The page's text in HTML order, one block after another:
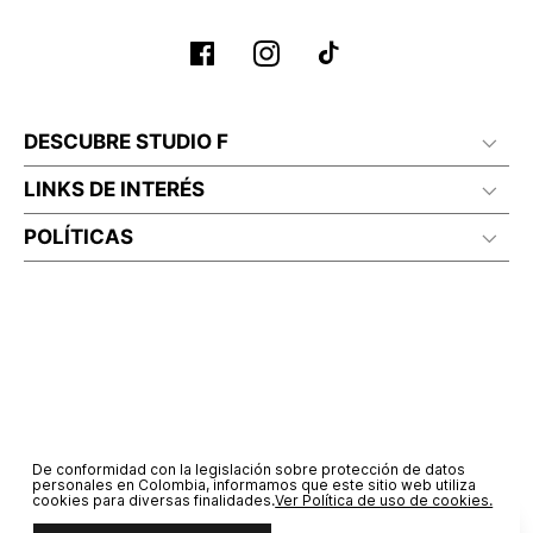
DESCUBRE STUDIO F
LINKS DE INTERÉS
POLÍTICAS
De conformidad con la legislación sobre protección de datos
personales en Colombia, informamos que este sitio web utiliza
cookies para diversas finalidades.Ver Política de uso de cookies.